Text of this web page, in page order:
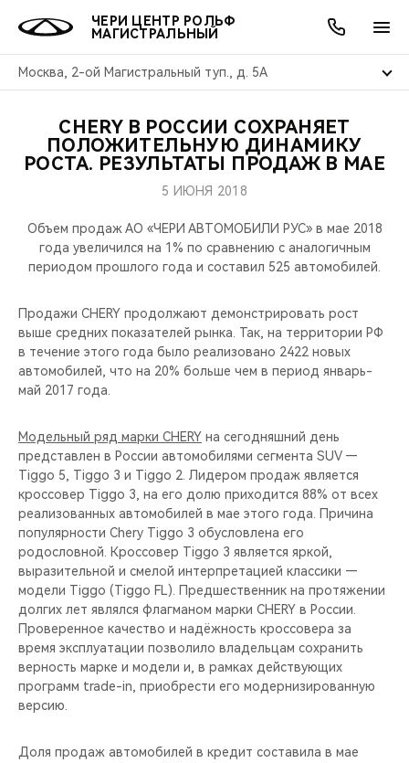
ЧЕРИ ЦЕНТР РОЛЬФ
МАГИСТРАЛЬНЫЙ
Москва, 2-ой Магистральный туп., д. 5А
МОДЕЛИ
КРОССОВЕРЫ
НОВИНКИ
ПОКУПАТЕЛЯМ
КРЕДИТ И СТРАХОВАНИЕ
ВЛАДЕЛЬЦАМ
ЗАПЧАСТИ И АКСЕССУАРЫ
ПОДДЕРЖКА
CHERY CONNECT
МИР CHERY
О БРЕНДЕ
CHERY В СОЦСЕТЯХ
ЛЮДИ CHERY
БЛАГОТВОРИТЕЛЬНОСТЬ
CHERY И СПОРТ
НАШИ МЕРОПРИЯТИЯ
ВИДЕООБЗОРЫ
CHERY ДЛЯ ДЕТЕЙ
АКЦИИ
ОНЛАЙН СЕРВИСЫ
КРЕДИТ
О КОМПАНИИ
МЫ В СОЦСЕТЯХ
CHERY В РОССИИ СОХРАНЯЕТ
ПОЛОЖИТЕЛЬНУЮ ДИНАМИКУ
РОСТА. РЕЗУЛЬТАТЫ ПРОДАЖ В МАЕ
5 ИЮНЯ 2018
Объем продаж АО «ЧЕРИ АВТОМОБИЛИ РУС» в мае 2018
года увеличился на 1% по сравнению с аналогичным
периодом прошлого года и составил 525 автомобилей.
Продажи CHERY продолжают демонстрировать рост
выше средних показателей рынка. Так, на территории РФ
в течение этого года было реализовано 2422 новых
автомобилей, что на 20% больше чем в период январь-
май 2017 года.
Модельный ряд марки CHERY на сегодняшний день
представлен в России автомобилями сегмента SUV —
Tiggo 5, Tiggo 3 и Tiggo 2. Лидером продаж является
кроссовер Tiggo 3, на его долю приходится 88% от всех
реализованных автомобилей в мае этого года. Причина
популярности Сhery Tiggo 3 обусловлена его
родословной. Кроссовер Tiggo 3 является яркой,
выразительной и смелой интерпретацией классики —
модели Tiggo (Tiggo FL). Предшественник на протяжении
долгих лет являлся флагманом марки CHERY в России.
Проверенное качество и надёжность кроссовера за
время эксплуатации позволило владельцам сохранить
верность марке и модели и, в рамках действующих
программ trade-in, приобрести его модернизированную
версию.
Доля продаж автомобилей в кредит составила в мае